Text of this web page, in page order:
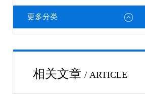
更多分类
相关文章 / ARTICLE